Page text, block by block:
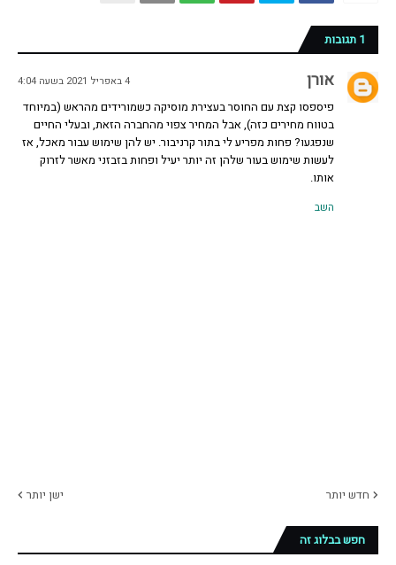
1 תגובות
אורן 4 באפריל 2021 בשעה 4:04
פיספסו קצת עם החוסר בעצירת מוסיקה כשמורידים מהראש (במיוחד
בטווח מחירים כזה), אבל המחיר צפוי מהחברה הזאת, ובעלי החיים
שנפגעו? פחות מפריע לי בתור קרניבור. יש להן שימוש עבור מאכל, אז
לעשות שימוש בעור שלהן זה יותר יעיל ופחות בזבזני מאשר לזרוק
אותו.
השב
חדש יותר ישן יותר
חפש בבלוג זה